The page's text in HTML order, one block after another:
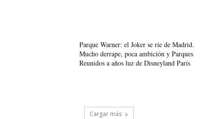
Parque Warner: el Joker se ríe de Madrid.
Mucho derrape, poca ambición y Parques
Reunidos a años luz de Disneyland París
Cargar más